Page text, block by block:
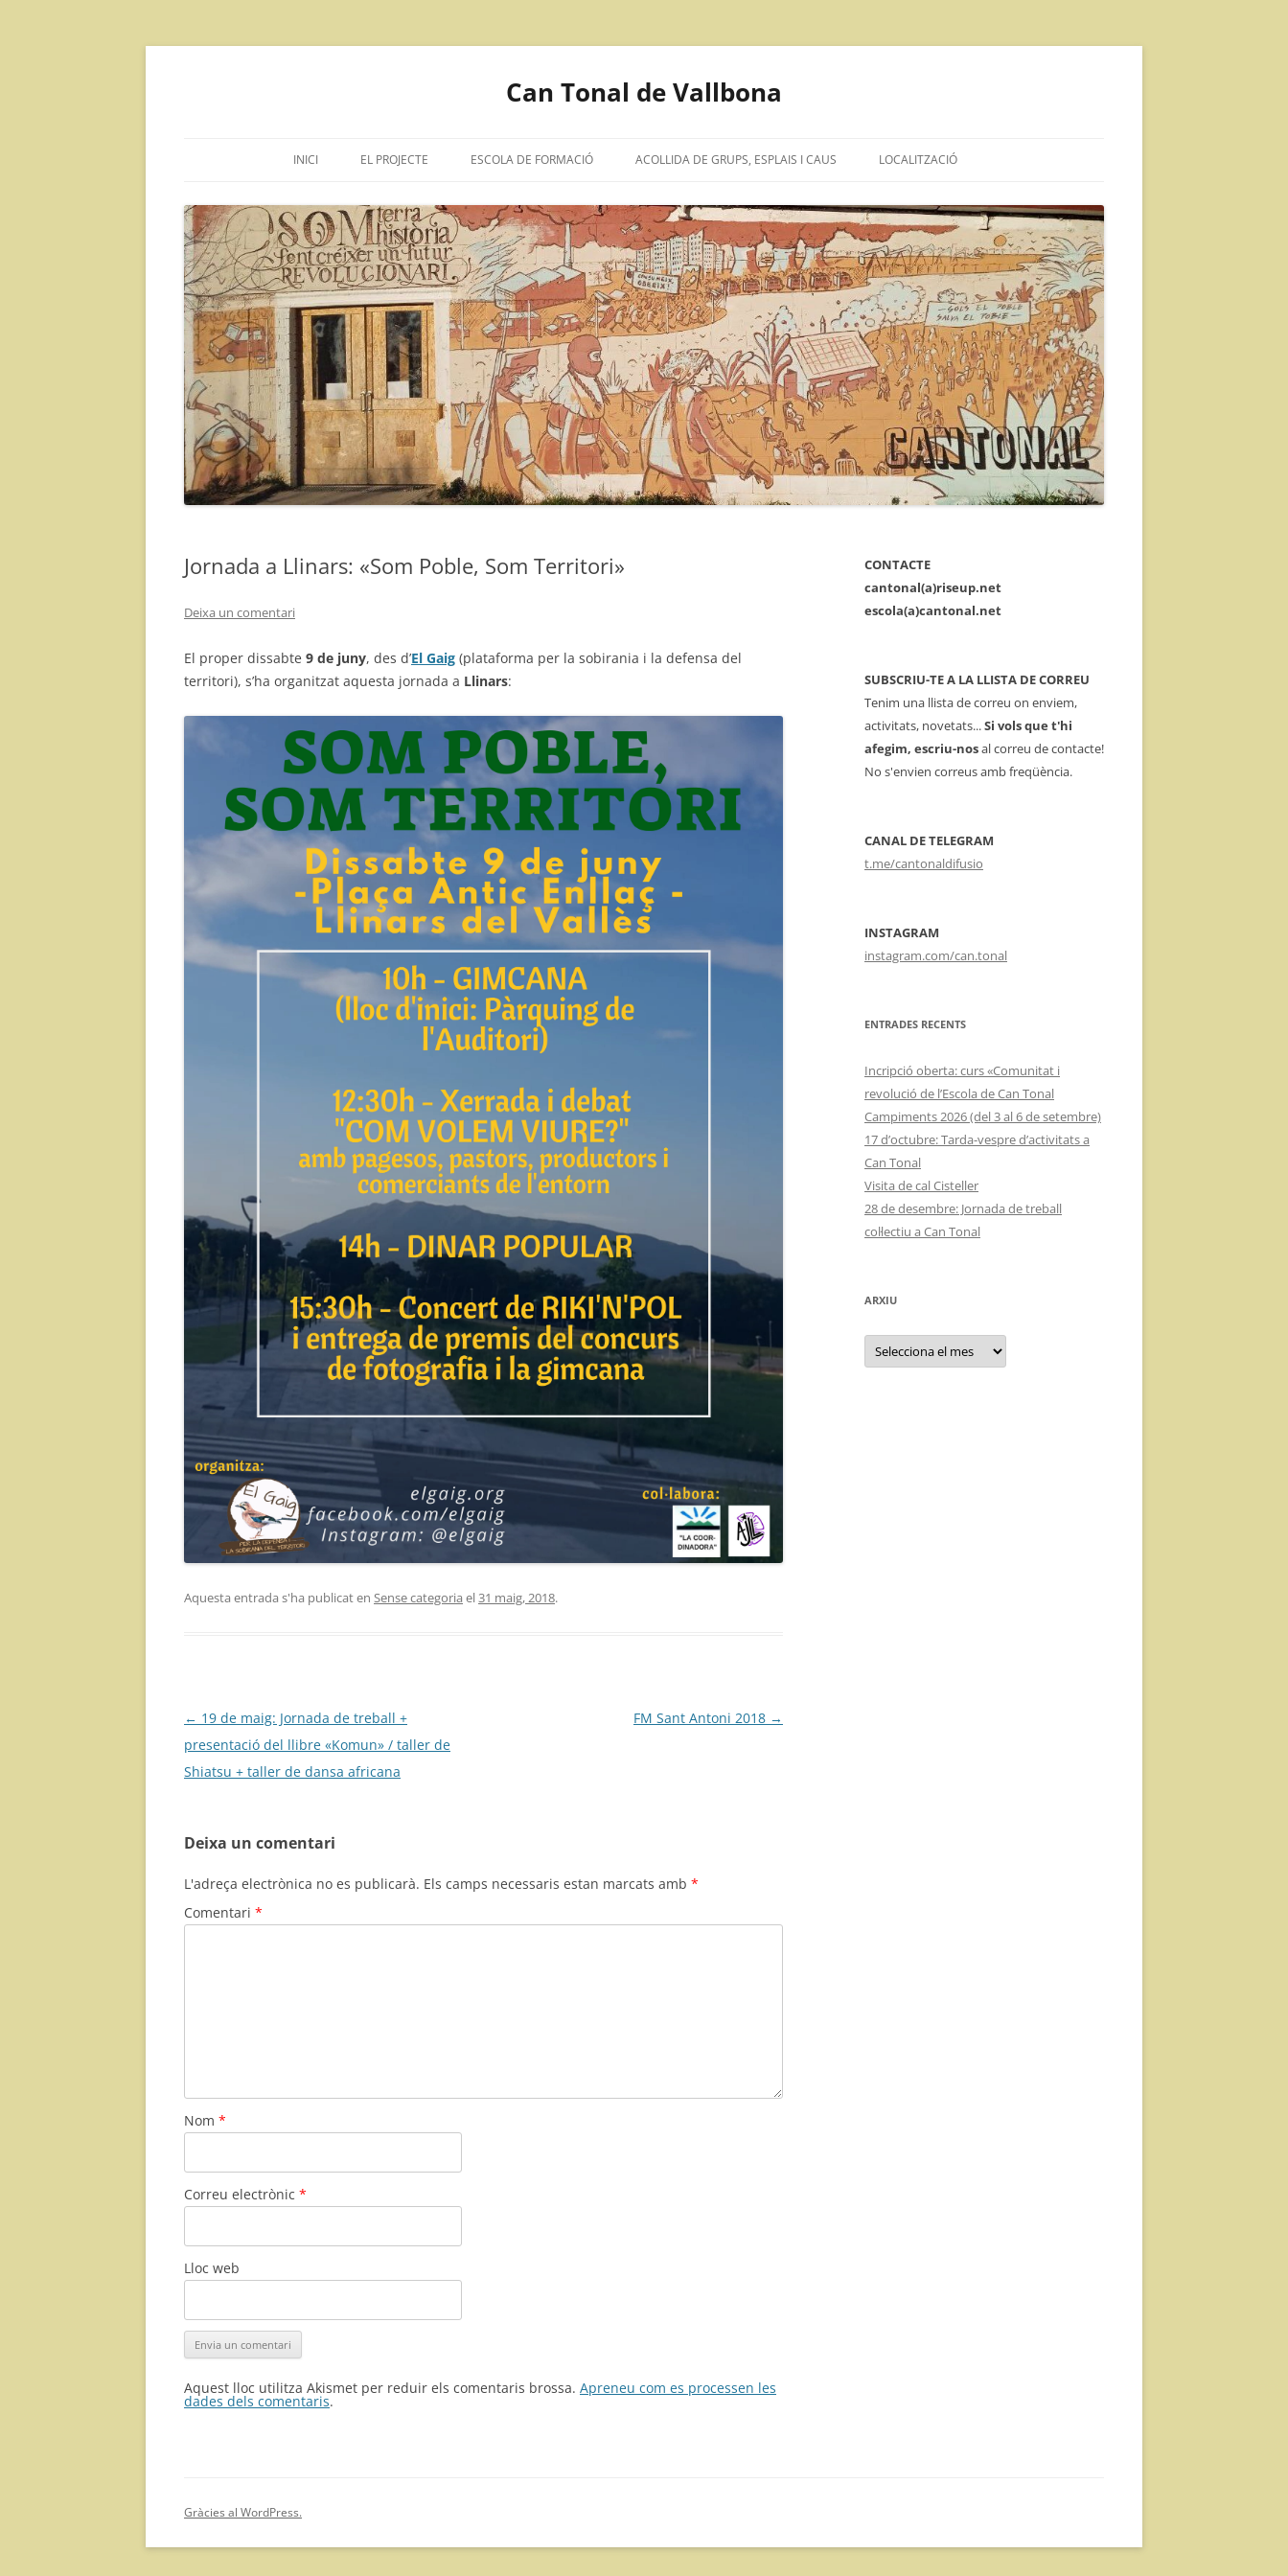
Vés
Can Tonal de Vallbona
INICI EL PROJECTE
INFORMACIÓN EN CASTELLANO
ESCOLA DE FORMACIÓ ACOLLIDA DE GRUPS, ESPLAIS I CAUS LOCALITZACIÓ
Jornada a Llinars: «Som Poble, Som Territori»
Deixa un comentari
El proper dissabte 9 de juny, des d’El Gaig (plataforma per la sobirania i la defensa del
territori), s’ha organitzat aquesta jornada a Llinars:
Aquesta entrada s'ha publicat en Sense categoria el31 maig, 2018.
Navegació
per
les
← 19 de maig: Jornada de treball +
presentació del llibre «Komun» / taller de
Shiatsu + taller de dansa africana
FM Sant Antoni 2018 →
Deixa un comentari
L'adreça electrònica no es publicarà. Els camps necessaris estan marcats amb *
Comentari *
Nom *
Correu electrònic *
Lloc web
Aquest lloc utilitza Akismet per reduir els comentaris brossa. Apreneu com es processen les
dades dels comentaris.
CONTACTE
cantonal(a)riseup.net
escola(a)cantonal.net
SUBSCRIU-TE A LA LLISTA DE CORREU
Tenim una llista de correu on enviem,
activitats, novetats...Si vols que t'hi
afegim, escriu-nosal correu de contacte!
No s'envien correus amb freqüència.
CANAL DE TELEGRAM
t.me/cantonaldifusio
INSTAGRAM
instagram.com/can.tonal
ENTRADES RECENTS
Incripció oberta: curs «Comunitat i
revolució de l’Escola de Can Tonal
Campiments 2026 (del 3 al 6 de setembre)
17 d’octubre: Tarda-vespre d’activitats a
Can Tonal
Visita de cal Cisteller
28 de desembre: Jornada de treball
col·lectiu a Can Tonal
ARXIU
Arxiu
Gràcies al WordPress.